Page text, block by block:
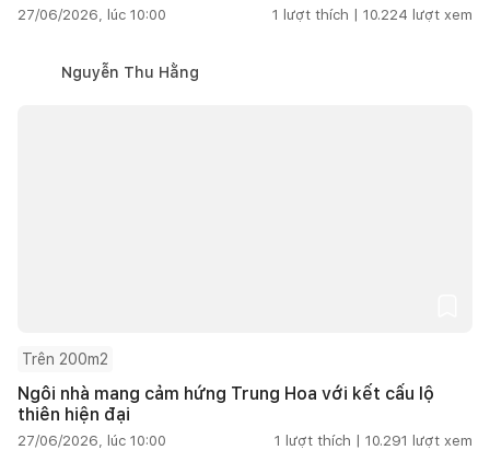
27/06/2026, lúc 10:00 1 lượt thích | 10.224 lượt xem
Nguyễn Thu Hằng
Trên 200m2
Ngôi nhà mang cảm hứng Trung Hoa với kết cấu lộ
thiên hiện đại
27/06/2026, lúc 10:00 1 lượt thích | 10.291 lượt xem